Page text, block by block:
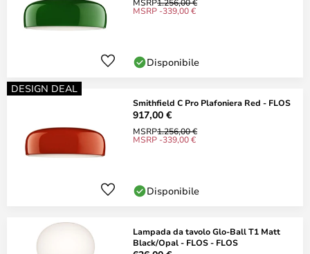
MSRP -339,00 €
Disponibile
DESIGN DEAL
Smithfield C Pro Plafoniera Red - FLOS
917,00 €
MSRP1.256,00 €
MSRP -339,00 €
Disponibile
Lampada da tavolo Glo-Ball T1 Matt
Black/Opal - FLOS - FLOS